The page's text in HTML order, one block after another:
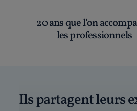
20 ans que l’on
les professionnels
Ils partagent leurs